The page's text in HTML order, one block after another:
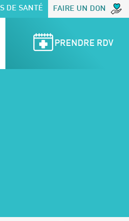
DE SANTÉ FAIRE UN DON
PRENDRE RDV